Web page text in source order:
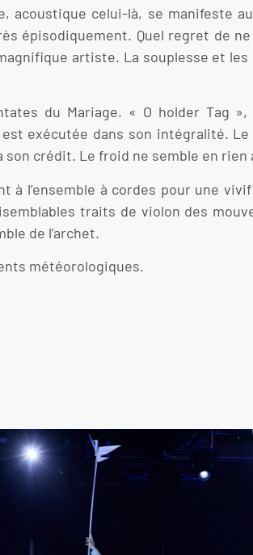
acoustique celui-là, se manifeste
épisodiquement. Quel regret de
artiste. La souplesse et les
du Mariage. « O holder Tag »,
exécutée dans son intégralité.
crédit. Le froid ne semble en
l’ensemble à cordes pour une
traits de violon des
de l’archet.
météorologiques.